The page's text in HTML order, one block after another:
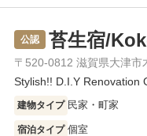
公認 苔生宿/
〒520-0812 滋賀県大津市
Stylish!! D.I.Y Renovation
建物タイプ 民家・町家
宿泊タイプ 個室